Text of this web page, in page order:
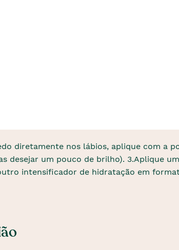
diretamente nos lábios, aplique com
desejar um pouco de brilho). 3.Aplique
intensificador de hidratação em